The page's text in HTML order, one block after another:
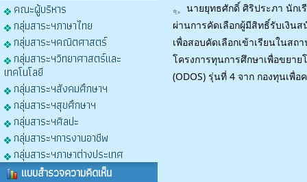
คณะผู้บริหาร
กลุ่มสาระฯภาษาไทย
กลุ่มสาระฯคณิตศาสตร์
กลุ่มสาระฯวิทยาศาสตร์และ
เทคโนโลยี
กลุ่มสาระฯสังคมศึกษาฯ
กลุ่มสาระฯสุขศึกษาฯ
กลุ่มสาระฯศิลปะ
กลุ่มสาระฯการงานอาชีพ
กลุ่มสาระฯภาษาต่างประเทศ
แบบสำรวจความคิดเห็น
นายยุทธศักดิ์ ศิริประภา นักเ
ผ่านการคัดเลือกผู้มีสิทธิ์รับเงิน
เพื่อสอบคัดเลือกเข้าเรียนในสถ
โครงการทุนการศึกษาเพื่อขยา
(ODOS) รุ่นที่ 4 จาก กองทุนเพื่